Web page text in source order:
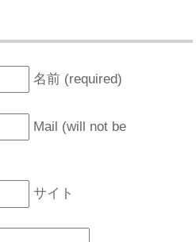
名前 (required)
Mail (will not be
サイト